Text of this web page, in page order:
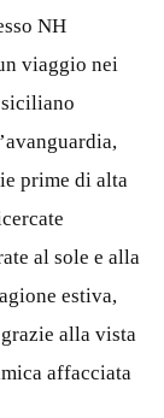
NH
viaggio nei
prime di alta
al sole e alla
estiva,
alla vista
affacciata